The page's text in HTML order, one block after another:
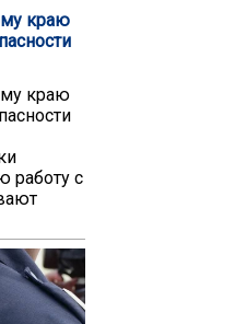
краю
краю
работу с